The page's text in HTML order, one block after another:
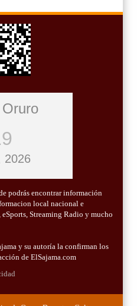
2026
podrás encontrar información
local nacional e
Streaming Radio y mucho
y su autoría la confirman los
de ElSajama.com